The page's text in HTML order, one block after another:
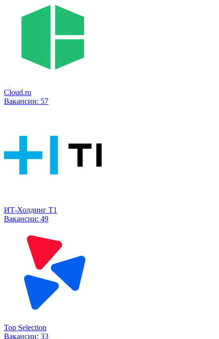
Cloud.ru
Вакансии: 57
ИТ-Холдинг Т1
Вакансии: 49
Top Selection
Вакансии: 33